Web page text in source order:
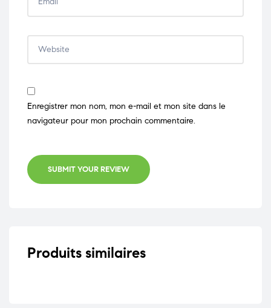
Enregistrer mon nom, mon e-mail et mon site dans le
navigateur pour mon prochain commentaire.
SUBMIT YOUR REVIEW
Produits similaires